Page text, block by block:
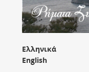
Ελληνικά
English